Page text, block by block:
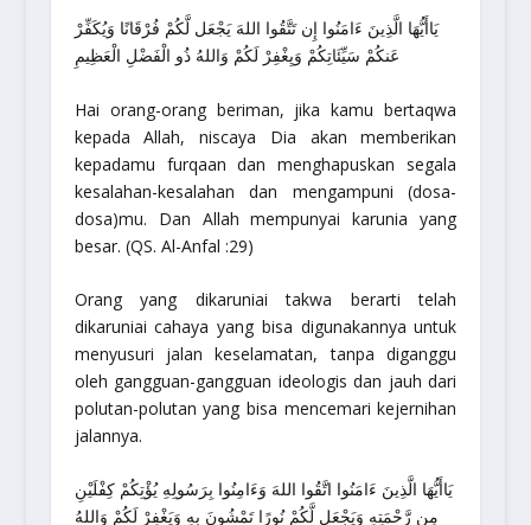
يَاأَيُّهَا الَّذِينَ ءَامَنُوا إِن تَتَّقُوا اللهَ يَجْعَل لَّكُمْ فُرْقَانًا وَيُكَفِّرْ
عَنكُمْ سَيِّئَاتِكُمْ وَيِغْفِرْ لَكُمْ وَاللهُ ذُو الْفَضْلِ الْعَظِيمِ
Hai orang-orang beriman, jika kamu bertaqwa
kepada Allah, niscaya Dia akan memberikan
kepadamu furqaan dan menghapuskan segala
kesalahan-kesalahan dan mengampuni (dosa-
dosa)mu. Dan Allah mempunyai karunia yang
besar. (QS. Al-Anfal :29)
Orang yang dikaruniai takwa berarti telah
dikaruniai cahaya yang bisa digunakannya untuk
menyusuri jalan keselamatan, tanpa diganggu
oleh gangguan-gangguan ideologis dan jauh dari
polutan-polutan yang bisa mencemari kejernihan
jalannya.
يَاأَيُّهَا الَّذِينَ ءَامَنُوا اتَّقُوا اللهَ وَءَامِنُوا بِرَسُولِهِ يُؤْتِكُمْ كِفْلَيْنِ
مِن رَّحْمَتِهِ وَيَجْعَل لَّكُمْ نُورًا تَمْشُونَ بِهِ وَيَغْفِرْ لَكُمْ وَاللهُ